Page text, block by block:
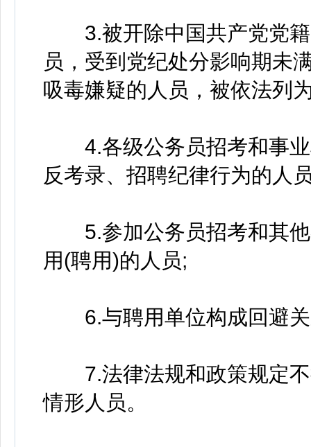
3.被开除中国共产党党籍
员，受到党纪处分影响期未
吸毒嫌疑的人员，被依法列
4.各级公务员招考和事业
反考录、招聘纪律行为的人
5.参加公务员招考和其他
用(聘用)的人员;
6.与聘用单位构成回避关
7.法律法规和政策规定不
情形人员。